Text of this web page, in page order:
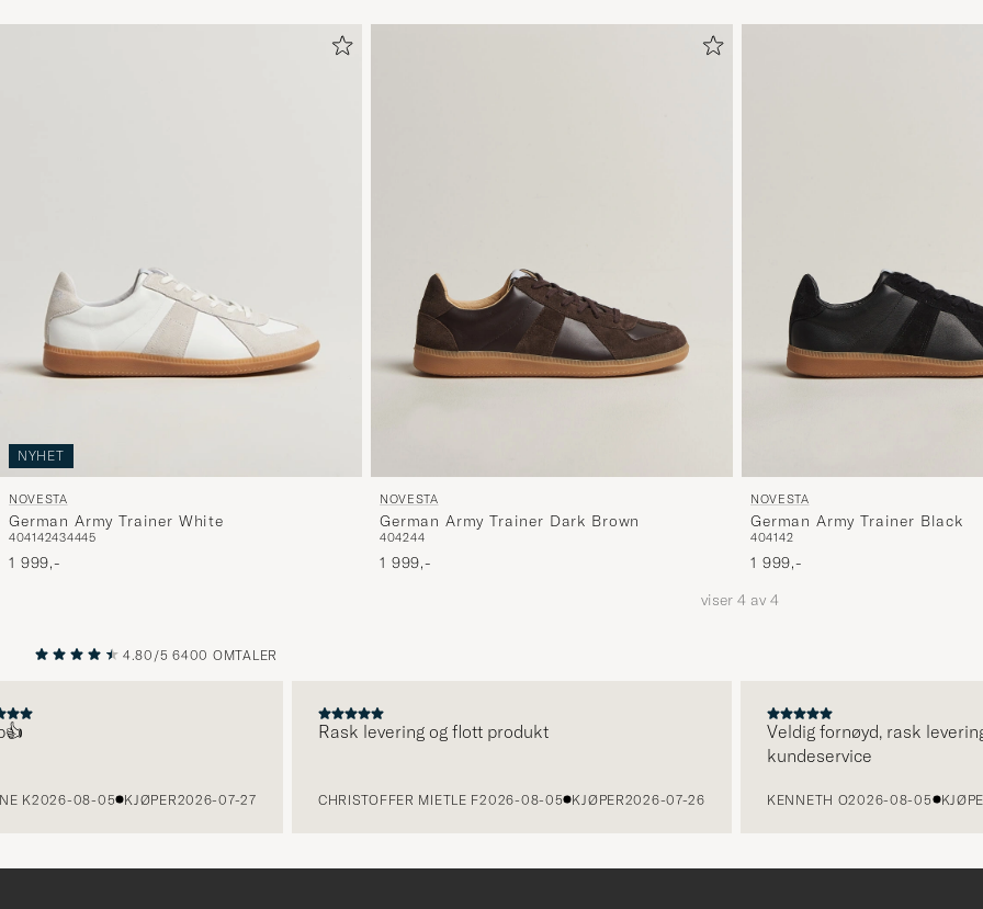
NYHET
NOVESTA
German Army Trainer White
404142434445
1 999,-
NOVESTA
German Army Trainer Dark Brown
404244
1 999,-
NOVESTA
German Army Trainer Black
404142
1 999,-
viser 4 av 4
NESTE
4.80/5 6400 OMTALER
K2026-08-05 KJØPER2026-07-27
Rask levering og flott produkt
CHRISTOFFER MIETLE F 2026-08-05 KJØPER2026-07-26
Veldig fornøyd, rask levering
kundeservice
KENNETH O2026-08-05 KJØPER